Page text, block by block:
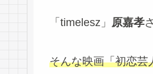
「timelesz」 原嘉孝
そんな映画「初恋芸